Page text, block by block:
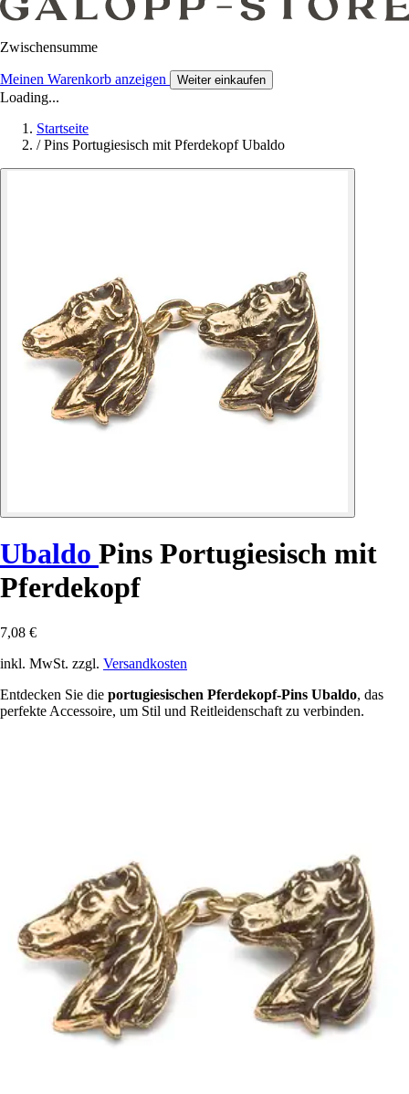
Zwischensumme
Meinen Warenkorb anzeigen Weiter einkaufen
Loading...
Startseite
/ Pins Portugiesisch mit Pferdekopf Ubaldo
Ubaldo Pins Portugiesisch mit
Pferdekopf
7,08 €
inkl. MwSt. zzgl. Versandkosten
Entdecken Sie die portugiesischen Pferdekopf-Pins Ubaldo, das
perfekte Accessoire, um Stil und Reitleidenschaft zu verbinden.